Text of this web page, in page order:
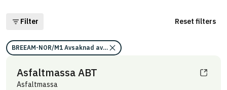
Filter Reset filters
BREEAM-NOR/M1 Avsaknad av miljögifter (förutsättning)/Uppfyller
Asfaltmassa ABT
Asfaltmassa